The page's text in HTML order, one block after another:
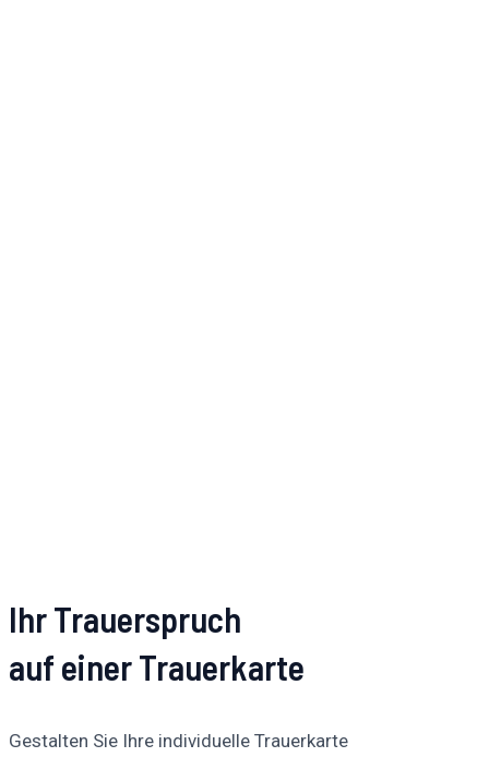
Ihr Trauerspruch
auf einer Trauerkarte
Gestalten Sie Ihre individuelle Trauerkarte